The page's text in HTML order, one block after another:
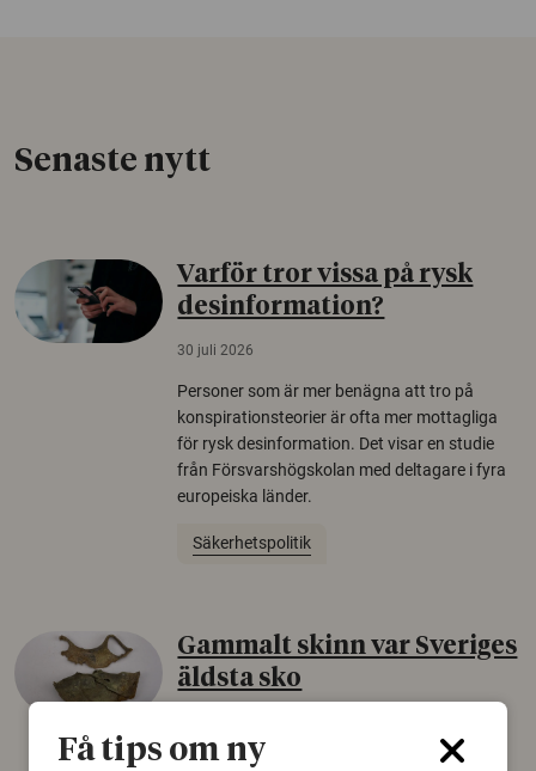
Senaste nytt
Varför tror vissa på rysk
desinformation?
30 juli 2026
Personer som är mer benägna att tro på
konspirationsteorier är ofta mer mottagliga
för rysk desinformation. Det visar en studie
från Försvarshögskolan med deltagare i fyra
europeiska länder.
Säkerhetspolitik
Gammalt skinn var Sveriges
äldsta sko
Det som arkeologer länge trodde var en
Få tips om ny